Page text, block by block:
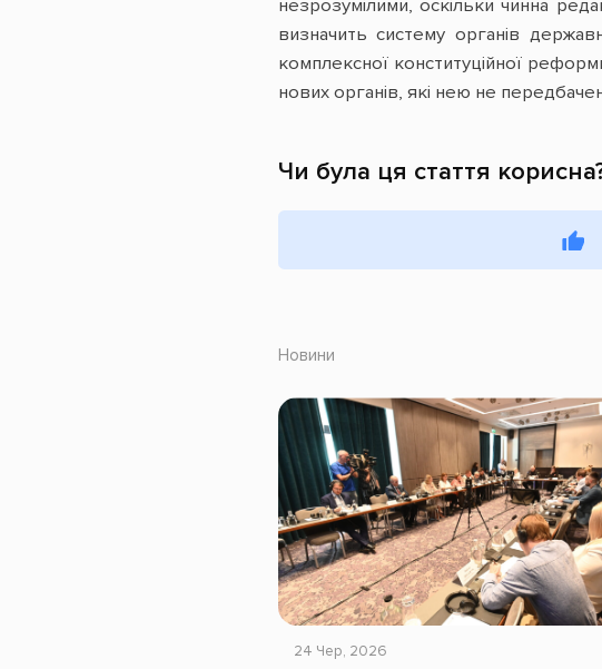
незрозумілими, оскільки чинна
визначить систему органів
комплексної конституційної
нових органів, які нею не
Чи була ця стаття
Новини
24 Чер, 2026